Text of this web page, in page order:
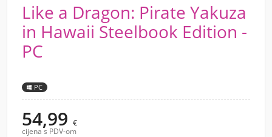
Like a Dragon: Pirate Yakuza
in Hawaii Steelbook Edition -
PC
PC
54,99 €
cijena s PDV-om